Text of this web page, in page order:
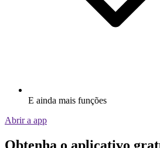
E ainda mais funções
Abrir a app